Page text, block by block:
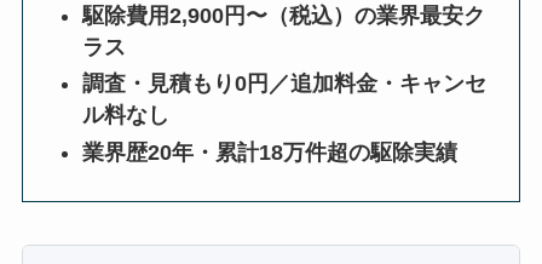
駆除費用2,900円〜（税込）の業界最安ク
ラス
調査・見積もり0円／追加料金・キャンセ
ル料なし
業界歴20年・累計18万件超の駆除実績